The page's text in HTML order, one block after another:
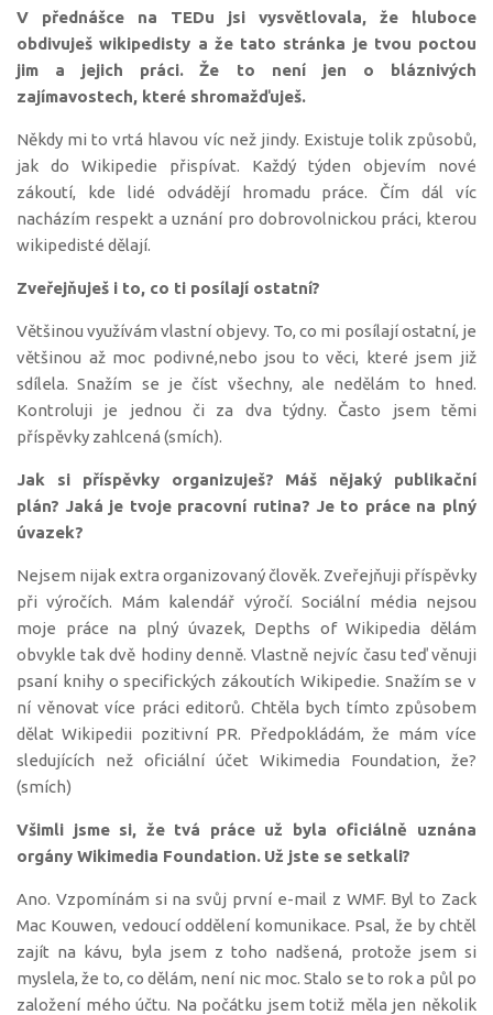
V přednášce na TEDu jsi vysvětlovala, že hluboce
obdivuješ wikipedisty a že tato stránka je tvou poctou
jim a jejich práci.
Že to není jen o bláznivých
zajímavostech, které shromažďuješ.
Někdy mi to vrtá hlavou víc než jindy. Existuje tolik způsobů,
jak do Wikipedie přispívat. Každý týden objevím nové
zákoutí, kde lidé odvádějí hromadu práce. Čím dál víc
nacházím respekt a uznání pro dobrovolnickou práci, kterou
wikipedisté dělají.
Zveřejňuješ i to, co ti posílají ostatní?
Většinou využívám vlastní objevy. To, co mi posílají ostatní, je
většinou až moc podivné,nebo jsou to věci, které jsem již
sdílela. Snažím se je číst všechny, ale nedělám to hned.
Kontroluji je jednou či za dva týdny. Často jsem těmi
příspěvky zahlcená (smích).
Jak si příspěvky organizuješ?
Máš nějaký publikační
plán? Jaká je tvoje pracovní rutina? Je to práce na plný
úvazek?
Nejsem nijak extra organizovaný člověk. Zveřejňuji příspěvky
při výročích. Mám kalendář výročí. Sociální média nejsou
moje práce na plný úvazek, Depths of Wikipedia dělám
obvykle tak dvě hodiny denně. Vlastně nejvíc času teď věnuji
psaní knihy o specifických zákoutích Wikipedie. Snažím se v
ní věnovat více práci editorů. Chtěla bych tímto způsobem
dělat Wikipedii pozitivní PR. Předpokládám, že mám více
sledujících než oficiální účet Wikimedia Foundation, že?
(smích)
Všimli jsme si, že tvá práce už byla oficiálně uznána
orgány Wikimedia Foundation. Už jste se setkali?
Ano. Vzpomínám si na svůj první e-mail z WMF. Byl to Zack
Mac Kouwen, vedoucí oddělení komunikace. Psal, že by chtěl
zajít na kávu, byla jsem z toho nadšená, protože jsem si
myslela, že to, co dělám, není nic moc. Stalo se to rok a půl po
založení mého účtu. Na počátku jsem totiž měla jen několik